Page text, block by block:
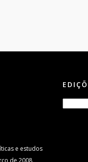
e estudos
de 2008